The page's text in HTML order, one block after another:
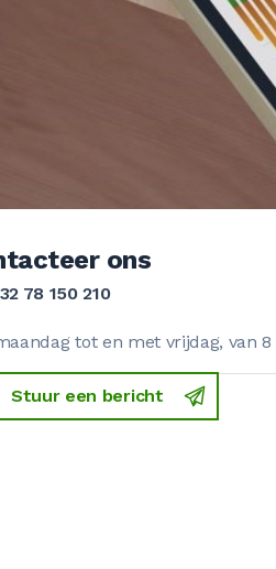
ons
78 150 210
tot en met vrijdag, van
Stuur een bericht